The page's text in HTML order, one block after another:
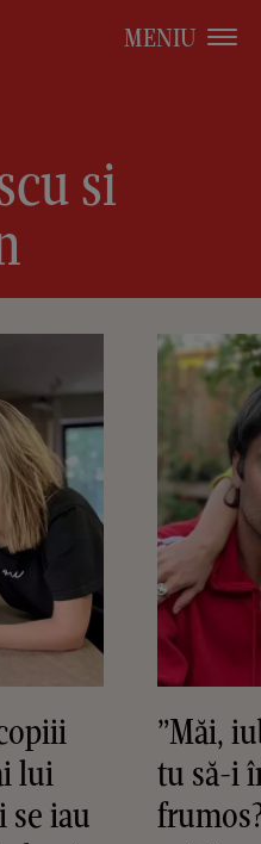
MENIU
si
lui
se iau
”Măi,
tu să-i